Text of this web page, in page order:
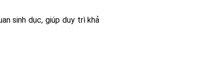
sinh dục, giúp duy trì khả